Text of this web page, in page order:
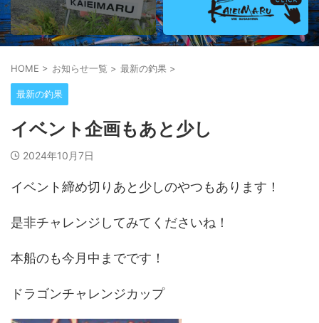
HOME > お知らせ一覧 > 最新の釣果 >
最新の釣果
イベント企画もあと少し
2024年10月7日
イベント締め切りあと少しのやつもあります！
是非チャレンジしてみてくださいね！
本船のも今月中までです！
ドラゴンチャレンジカップ